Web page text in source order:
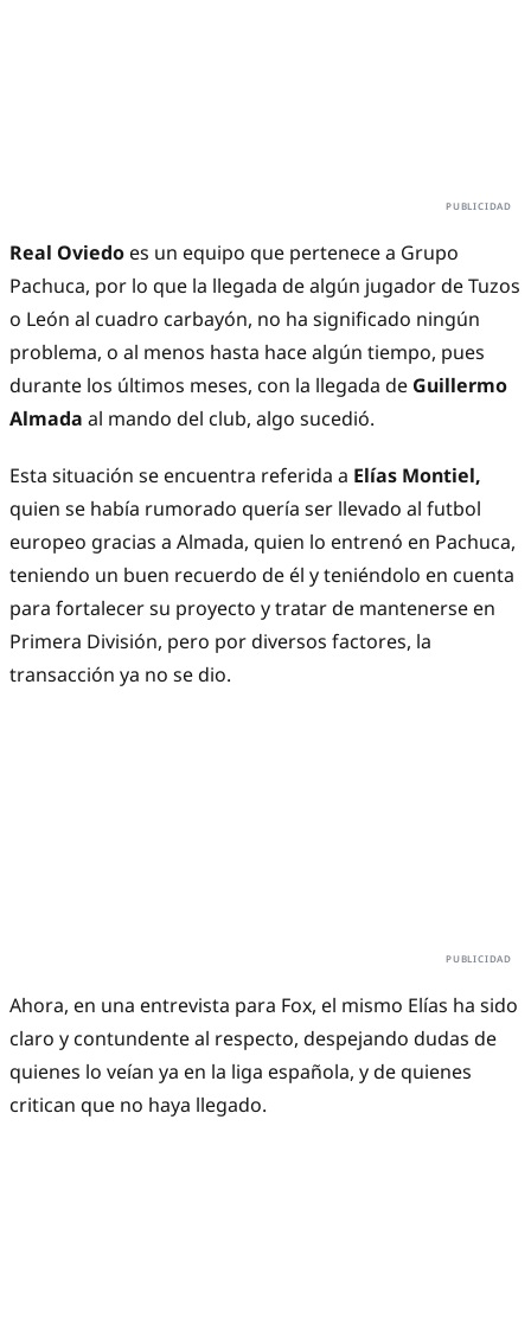
Real Oviedo es un equipo que pertenece a Grupo
Pachuca, por lo que la llegada de algún jugador de Tuzos
o León al cuadro carbayón, no ha significado ningún
problema, o al menos hasta hace algún tiempo, pues
durante los últimos meses, con la llegada de Guillermo
Almada al mando del club, algo sucedió.
Esta situación se encuentra referida a Elías Montiel,
quien se había rumorado quería ser llevado al futbol
europeo gracias a Almada, quien lo entrenó en Pachuca,
teniendo un buen recuerdo de él y teniéndolo en cuenta
para fortalecer su proyecto y tratar de mantenerse en
Primera División, pero por diversos factores, la
transacción ya no se dio.
Ahora, en una entrevista para Fox, el mismo Elías ha sido
claro y contundente al respecto, despejando dudas de
quienes lo veían ya en la liga española, y de quienes
critican que no haya llegado.